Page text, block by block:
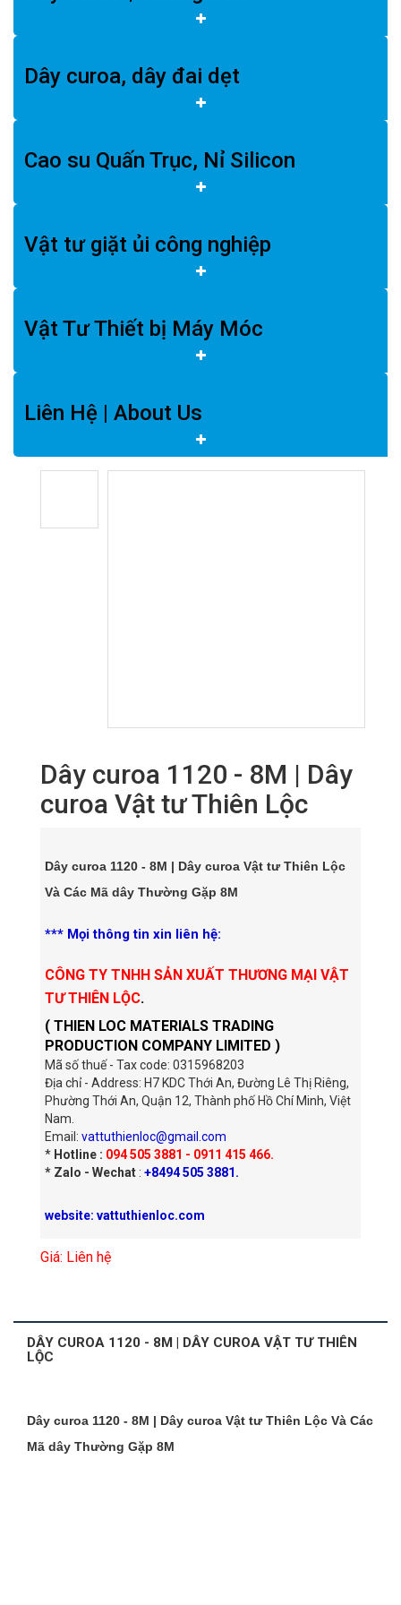
Dây curoa, dây đai dẹt
Cao su Quấn Trục, Nỉ Silicon
Vật tư giặt ủi công nghiệp
Vật Tư Thiết bị Máy Móc
Liên Hệ | About Us
Dây curoa 1120 - 8M | Dây
curoa Vật tư Thiên Lộc
Dây curoa 1120 - 8M | Dây curoa Vật tư Thiên Lộc
Và Các Mã dây Thường Gặp 8M
*** Mọi thông tin xin liên hệ:
CÔNG TY TNHH SẢN XUẤT THƯƠNG MẠI VẬT
TƯ THIÊN LỘC.
( THIEN LOC MATERIALS TRADING
PRODUCTION COMPANY LIMITED )
Mã số thuế - Tax code: 0315968203
Địa chỉ - Address: H7 KDC Thới An, Đường Lê Thị Riêng,
Phường Thới An, Quận 12, Thành phố Hồ Chí Minh, Việt
Nam.
Email: vattuthienloc@gmail.com
* Hotline : 094 505 3881 - 0911 415 466.
* Zalo - Wechat : +8494 505 3881.
website: vattuthienloc.com
Giá: Liên hệ
DÂY CUROA 1120 - 8M | DÂY CUROA VẬT TƯ THIÊN
LỘC
Dây curoa 1120 - 8M | Dây curoa Vật tư Thiên Lộc Và Các
Mã dây Thường Gặp 8M